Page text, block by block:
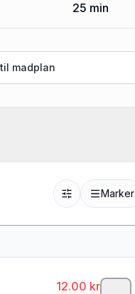
25 min
madplan
Marker
12.00 kr